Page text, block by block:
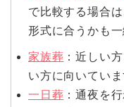
で比較する場合
形式に合うかも
家族葬 ：近しい
い方に向いていま
一日葬 ：通夜を